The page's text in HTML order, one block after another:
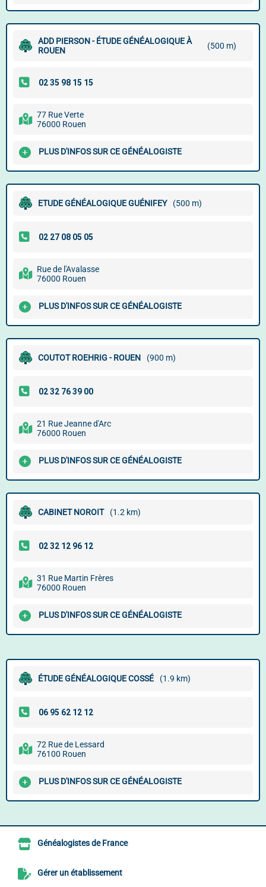
ADD PIERSON - ÉTUDE GÉNÉALOGIQUE À
ROUEN
(500 m)
77 Rue Verte
76000 Rouen
PLUS D'INFOS SUR CE GÉNÉALOGISTE
ETUDE GÉNÉALOGIQUE GUÉNIFEY (500 m)
Rue de l'Avalasse
76000 Rouen
PLUS D'INFOS SUR CE GÉNÉALOGISTE
COUTOT ROEHRIG - ROUEN (900 m)
21 Rue Jeanne d'Arc
76000 Rouen
PLUS D'INFOS SUR CE GÉNÉALOGISTE
CABINET NOROIT (1.2 km)
31 Rue Martin Frères
76000 Rouen
PLUS D'INFOS SUR CE GÉNÉALOGISTE
ÉTUDE GÉNÉALOGIQUE COSSÉ (1.9 km)
72 Rue de Lessard
76100 Rouen
PLUS D'INFOS SUR CE GÉNÉALOGISTE
Généalogistes de France
Gérer un établissement